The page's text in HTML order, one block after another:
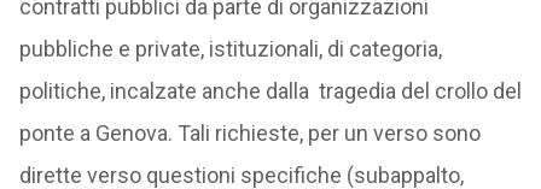
contratti pubblici da parte di organizzazioni
pubbliche e private, istituzionali, di categoria,
politiche, incalzate anche dalla tragedia del crollo del
ponte a Genova. Tali richieste, per un verso sono
dirette verso questioni specifiche (subappalto,